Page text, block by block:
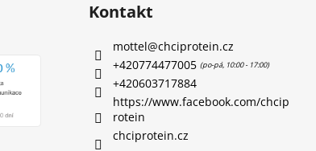
Kontakt
mottel@chciprotein.cz
+420774477005
+420603717884
https://www.facebook.com/chcip
rotein
chciprotein.cz